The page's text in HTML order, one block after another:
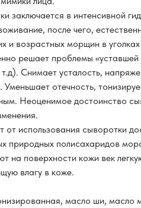
заключается в интенсивной
после чего,
и возрастных морщин в уголках
решает проблемы «уставшей
Снимает усталость,
отечность,
Неоценимое достоинство
от использования сыворотки
природных полисахаридов
на поверхности кожи век
влагу в коже.
масло ши, масло